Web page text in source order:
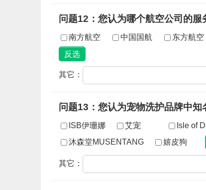
问题12：您认为哪个航空公司的服
南方航空 中国国航 东方航空
其它：
问题13：您认为宠物洗护品牌中知
ISB伊珊娜 艾宠 Isle of
沐森堂MUSENTANG
嬉皮狗
其它：